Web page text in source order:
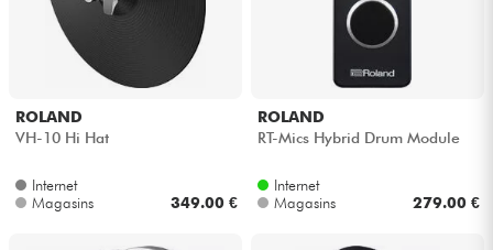
ROLAND
VH-10 Hi Hat
Internet
Magasins
349.00 €
ROLAND
RT-Mics Hybrid Drum Module
Internet
Magasins
279.00 €